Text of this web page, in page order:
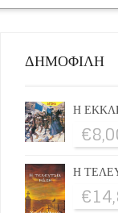
ΔΗΜΟΦΙΛΗ
Η
€
Η
€